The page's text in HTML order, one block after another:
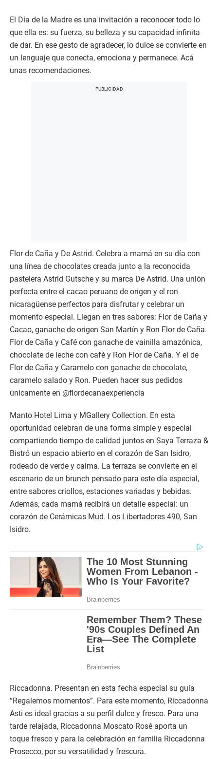
JIMENA AGOIS
Actualizado el 08/05/2026, 07:35 a.m.
El Día de la Madre es una invitación a reconocer todo lo
Flor de Caña y De Astrid. Celebra a mamá en su día con
una línea de chocolates creada junto a la reconocida
pastelera Astrid Gutsche y su marca De Astrid. Una unión
perfecta entre el cacao peruano de origen y el ron
nicaragüense perfectos para disfrutar y celebrar un
momento especial. Llegan en tres sabores: Flor de Caña y
Cacao, ganache de origen San Martín y Ron Flor de Caña.
Flor de Caña y Café con ganache de vainilla amazónica,
Flor de Caña y Caramelo con ganache de chocolate,
caramelo salado y Ron. Pueden hacer sus pedidos
únicamente en @flordecanaexperiencia
Manto Hotel Lima y MGallery Collection. En esta
oportunidad celebran de una forma simple y especial
compartiendo tiempo de calidad juntos en Saya Terraza &
Bistró un espacio abierto en el corazón de San Isidro,
rodeado de verde y calma. La terraza se convierte en el
escenario de un brunch pensado para este día especial,
corazón de Cerámicas Mud. Los Libertadores 490, San
Riccadonna. Presentan en esta fecha especial su guía
“Regalemos momentos”. Para este momento, Riccadonna